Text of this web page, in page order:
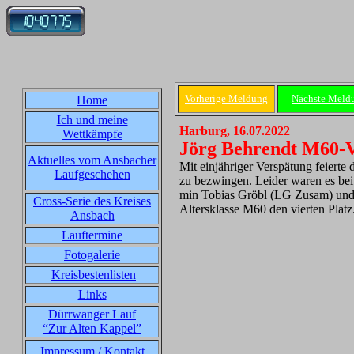
Home
Ich und meine
Wettkämpfe
Aktuelles vom Ansbacher
Laufgeschehen
Cross-Serie des Kreises
Ansbach
Lauftermine
Fotogalerie
Kreisbestenlisten
Links
Dürrwanger Lauf
“Zur Alten Kappel”
Impressum / Kontakt
Vorherige Meldung Nächste
Harburg, 16.07.2022
Jörg Behrendt
Mit einjähriger Verspätung feierte
zu bezwingen. Leider waren es
min Tobias Gröbl (LG Zusam)
Altersklasse M60 den vierten Platz.